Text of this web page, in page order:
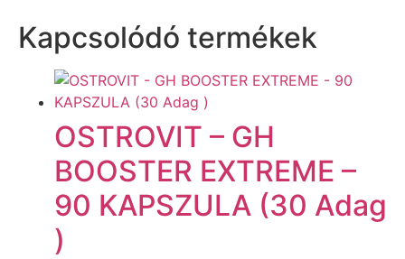
Kapcsolódó termékek
OSTROVIT – GH
BOOSTER EXTREME –
90 KAPSZULA (30 Adag
)